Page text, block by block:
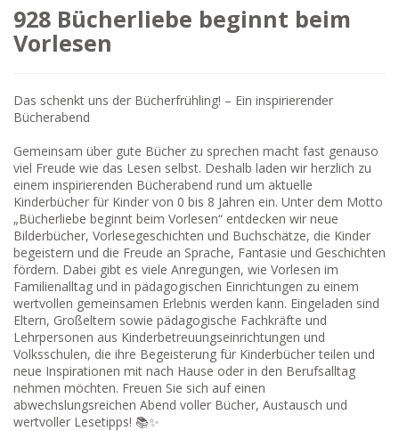
928 Bücherliebe beginnt beim
Vorlesen
Das schenkt uns der Bücherfrühling! – Ein inspirierender
Bücherabend
Gemeinsam über gute Bücher zu sprechen macht fast genauso
viel Freude wie das Lesen selbst. Deshalb laden wir herzlich zu
einem inspirierenden Bücherabend rund um aktuelle
Kinderbücher für Kinder von 0 bis 8 Jahren ein. Unter dem Motto
„Bücherliebe beginnt beim Vorlesen“ entdecken wir neue
Bilderbücher, Vorlesegeschichten und Buchschätze, die Kinder
begeistern und die Freude an Sprache, Fantasie und Geschichten
fördern. Dabei gibt es viele Anregungen, wie Vorlesen im
Familienalltag und in pädagogischen Einrichtungen zu einem
wertvollen gemeinsamen Erlebnis werden kann. Eingeladen sind
Eltern, Großeltern sowie pädagogische Fachkräfte und
Lehrpersonen aus Kinderbetreuungseinrichtungen und
Volksschulen, die ihre Begeisterung für Kinderbücher teilen und
neue Inspirationen mit nach Hause oder in den Berufsalltag
nehmen möchten. Freuen Sie sich auf einen
abwechslungsreichen Abend voller Bücher, Austausch und
wertvoller Lesetipps! 📚✨